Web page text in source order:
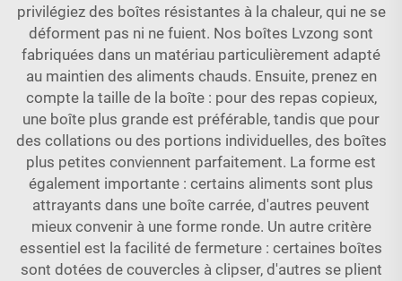
privilégiez des boîtes résistantes à la chaleur, qui ne se
déforment pas ni ne fuient. Nos boîtes Lvzong sont
fabriquées dans un matériau particulièrement adapté
au maintien des aliments chauds. Ensuite, prenez en
compte la taille de la boîte : pour des repas copieux,
une boîte plus grande est préférable, tandis que pour
des collations ou des portions individuelles, des boîtes
plus petites conviennent parfaitement. La forme est
également importante : certains aliments sont plus
attrayants dans une boîte carrée, d'autres peuvent
mieux convenir à une forme ronde. Un autre critère
essentiel est la facilité de fermeture : certaines boîtes
sont dotées de couvercles à clipser, d'autres se plient